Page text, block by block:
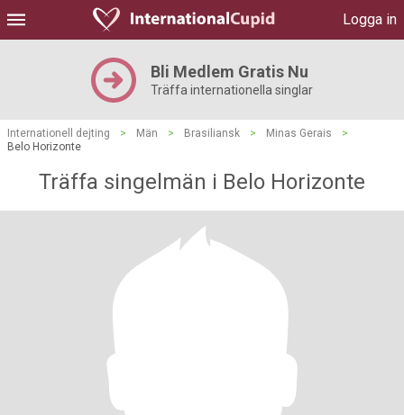
Logga in
Bli Medlem Gratis Nu
Träffa internationella singlar
Internationell dejting > Män > Brasiliansk > Minas Gerais
>
Belo Horizonte
Träffa singelmän i Belo Horizonte